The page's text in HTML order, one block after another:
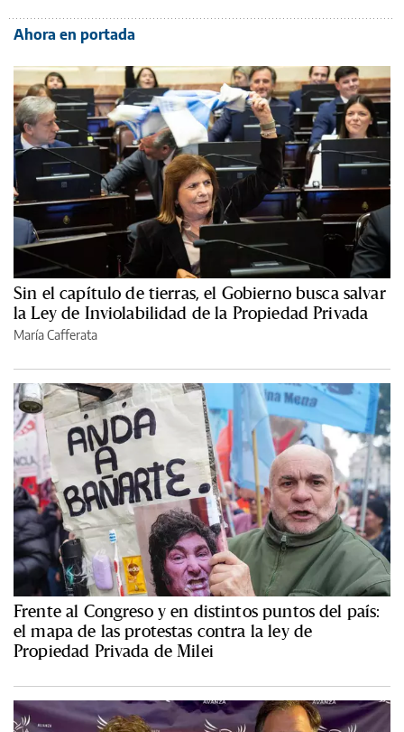
Ahora en portada
Sin el capítulo de tierras, el Gobierno busca salvar
la Ley de Inviolabilidad de la Propiedad Privada
María Cafferata
Frente al Congreso y en distintos puntos del país:
el mapa de las protestas contra la ley de
Propiedad Privada de Milei